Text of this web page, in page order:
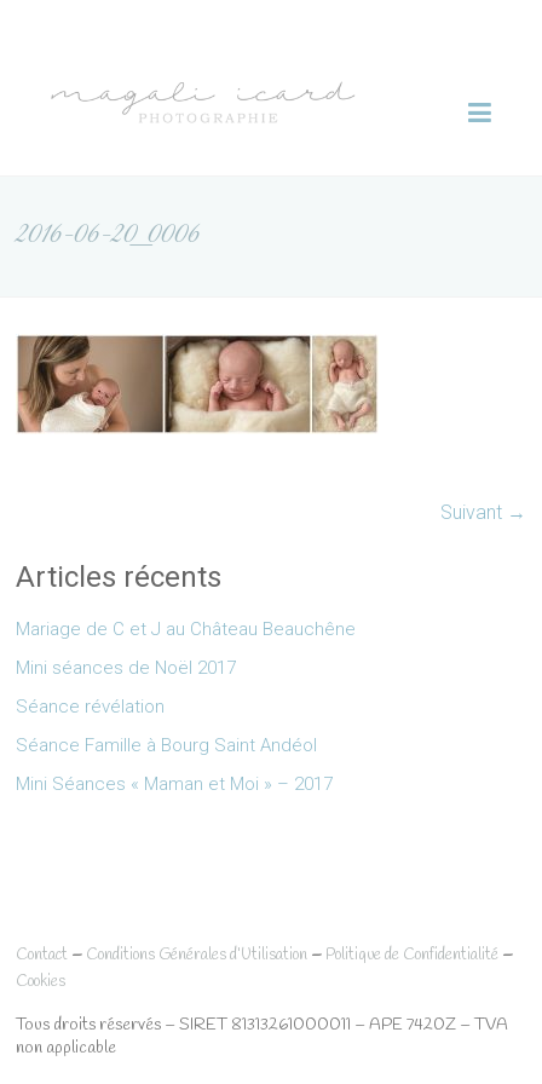
2016-06-20_0006
Suivant →
Articles récents
Mariage de C et J au Château Beauchêne
Mini séances de Noël 2017
Séance révélation
Séance Famille à Bourg Saint Andéol
Mini Séances « Maman et Moi » – 2017
Contact – Conditions Générales d’Utilisation – Politique de Confidentialité –
Cookies
Tous droits réservés – SIRET 81313261000011 – APE 7420Z – TVA
non applicable